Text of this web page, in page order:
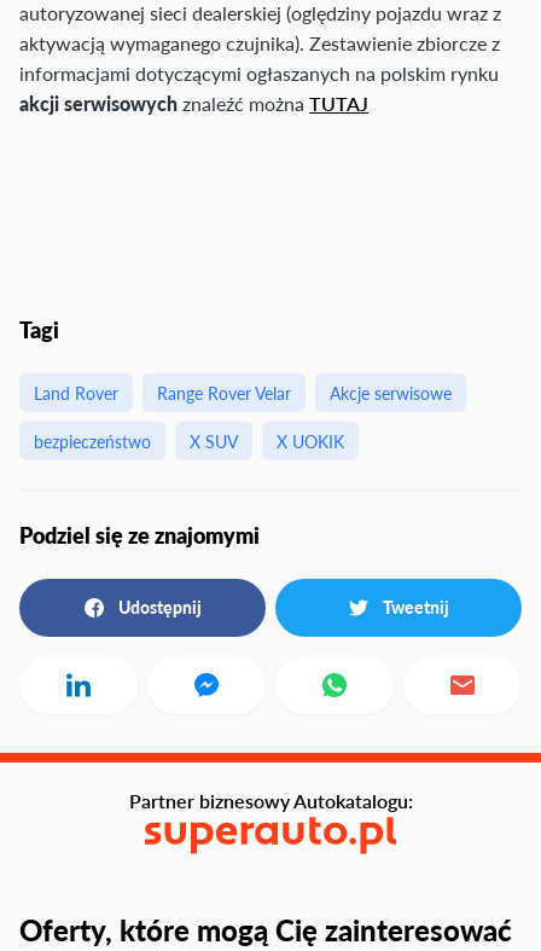
autoryzowanej sieci dealerskiej (oględziny pojazdu wraz z
aktywacją wymaganego czujnika). Zestawienie zbiorcze z
informacjami dotyczącymi ogłaszanych na polskim rynku
akcji serwisowychznaleźć można TUTAJ
Tagi
Land Rover Range Rover Velar
Akcje serwisowe
bezpieczeństwo
X SUV X UOKIK
Podziel się ze znajomymi
Udostępnij Tweetnij
Oferty, które mogą Cię zainteresować
Partner biznesowy Autokatalogu: